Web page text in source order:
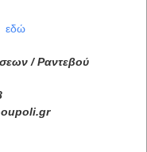
εδώ
/ Ραντεβού
.gr